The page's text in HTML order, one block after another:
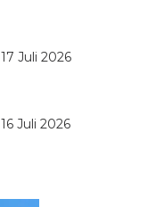
17 Juli 2026
16 Juli 2026